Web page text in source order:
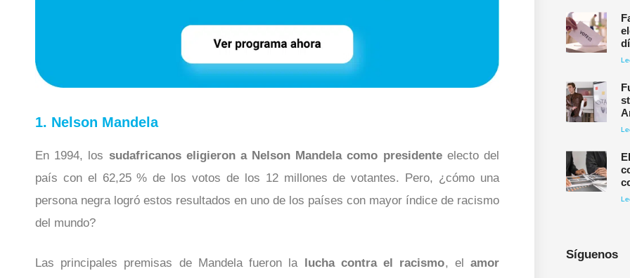
1. Nelson Mandela
En 1994, los sudafricanos eligieron a Nelson Mandela como presidenteelecto del
país con el 62,25 % de los votos de los 12 millones de votantes. Pero, ¿cómo una
persona negra logró estos resultados en uno de los países con mayor índice de racismo
del mundo?
Las principales premisas de Mandela fueron la lucha contra el racismo, el amor
Síguenos